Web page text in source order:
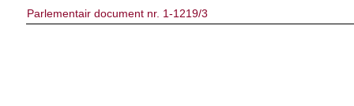
Parlementair document nr. 1-1219/3